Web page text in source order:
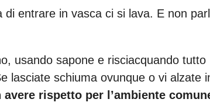
di entrare in vasca ci si lava. E non
usando sapone e risciacquando tutto
lasciate schiuma ovunque o vi alzate
avere rispetto per l’ambiente